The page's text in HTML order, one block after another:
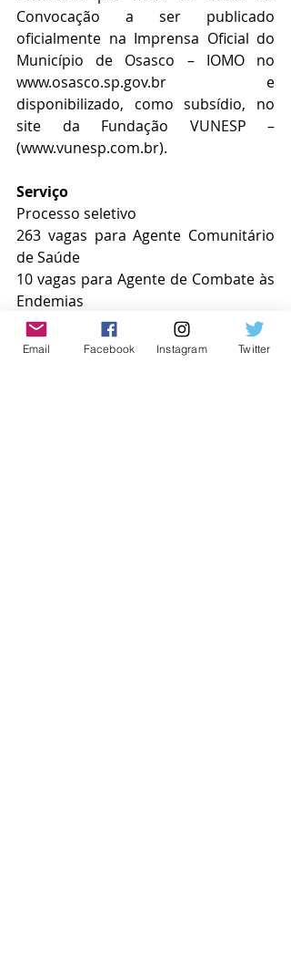
Convocação a ser publicado
oficialmente na Imprensa Oficial do
www.osasco.sp.gov.br e
disponibilizado, como subsídio, no
site da Fundação VUNESP –
(www.vunesp.com.br).
Serviço
Processo seletivo
263 vagas para Agente Comunitário
de Saúde
10 vagas para Agente de Combate às
Endemias
Inscrições até 08/01 no site da
Vunesp (
www.vunesp.com.br
Email Facebook Instagram Twitter